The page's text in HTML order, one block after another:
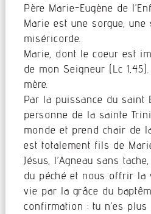
Père Marie-Eugène de
Marie est une sorgue,
miséricorde.
Marie, dont le coeur est
de mon Seigneur (Lc
mère.
Par la puissance du saint
personne de la sainte
monde et prend chair de
est totalement fils de
Jésus, l’Agneau sans
du péché et nous offrir la
vie par la grâce du
confirmation : tu n’es